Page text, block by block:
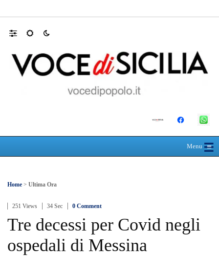
Menu≡
☰
Home > Ultima Ora
251 Views 34 Sec 0 Comment
Tre decessi per Covid negli
ospedali di Messina